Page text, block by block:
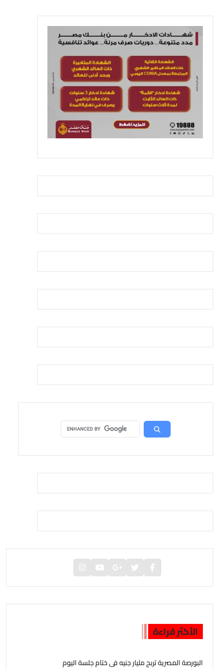
الأكثر قراءة
البورصة المصرية تربح مليار جنيه فى ختام جلسة اليوم